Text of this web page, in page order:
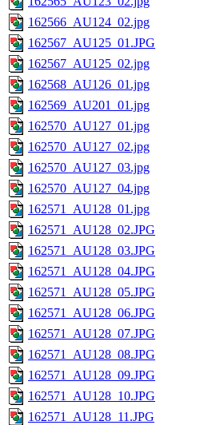
162566_AU124_02.jpg
162567_AU125_01.JPG
162567_AU125_02.jpg
162568_AU126_01.jpg
162569_AU201_01.jpg
162570_AU127_01.jpg
162570_AU127_02.jpg
162570_AU127_03.jpg
162570_AU127_04.jpg
162571_AU128_01.jpg
162571_AU128_02.JPG
162571_AU128_03.JPG
162571_AU128_04.JPG
162571_AU128_05.JPG
162571_AU128_06.JPG
162571_AU128_07.JPG
162571_AU128_08.JPG
162571_AU128_09.JPG
162571_AU128_10.JPG
162571_AU128_11.JPG